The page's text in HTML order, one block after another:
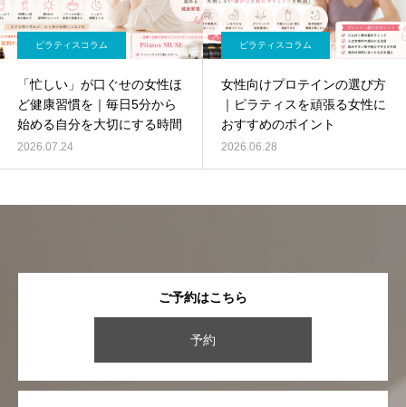
ピラティスコラム
「忙しい」が口ぐせの女性ほ
ど健康習慣を｜毎日5分から
始める自分を大切にする時間
2026.07.24
ピラティスコラム
女性向けプロテインの選び方
｜ピラティスを頑張る女性に
おすすめのポイント
2026.06.28
ご予約はこちら
予約